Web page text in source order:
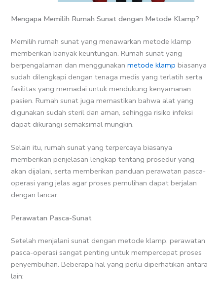
Mengapa Memilih Rumah Sunat dengan Metode Klamp?
Memilih rumah sunat yang menawarkan metode klamp
memberikan banyak keuntungan. Rumah sunat yang
berpengalaman dan menggunakanmetode klamp biasanya
sudah dilengkapi dengan tenaga medis yang terlatih serta
fasilitas yang memadai untuk mendukung kenyamanan
pasien. Rumah sunat juga memastikan bahwa alat yang
digunakan sudah steril dan aman, sehingga risiko infeksi
dapat dikurangi semaksimal mungkin.
Selain itu, rumah sunat yang terpercaya biasanya
memberikan penjelasan lengkap tentang prosedur yang
akan dijalani, serta memberikan panduan perawatan pasca-
operasi yang jelas agar proses pemulihan dapat berjalan
dengan lancar.
Perawatan Pasca-Sunat
Setelah menjalani sunat dengan metode klamp, perawatan
pasca-operasi sangat penting untuk mempercepat proses
penyembuhan. Beberapa hal yang perlu diperhatikan antara
lain: